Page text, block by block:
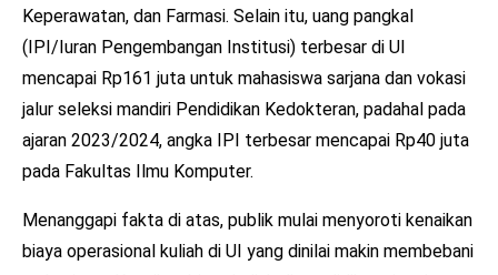
Keperawatan, dan Farmasi. Selain itu, uang pangkal
(IPI/Iuran Pengembangan Institusi) terbesar di UI
mencapai Rp161 juta untuk mahasiswa sarjana dan vokasi
jalur seleksi mandiri Pendidikan Kedokteran, padahal pada
ajaran 2023/2024, angka IPI terbesar mencapai Rp40 juta
pada Fakultas Ilmu Komputer.
Menanggapi fakta di atas, publik mulai menyoroti kenaikan
biaya operasional kuliah di UI yang dinilai makin membebani